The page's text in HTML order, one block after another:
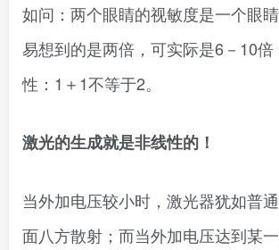
如问：两个眼睛的视敏度是一个眼
易想到的是两倍，可实际是6－10
性：1＋1不等于2。
激光的生成就是非线性的！
当外加电压较小时，激光器犹如普
面八方散射；而当外加电压达到某